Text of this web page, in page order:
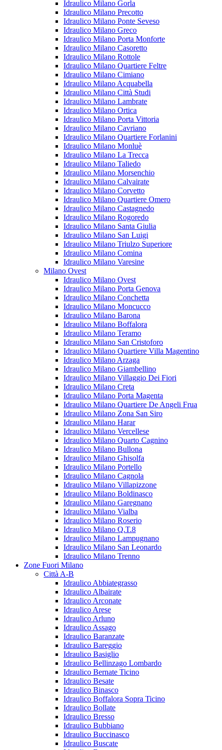
Idraulico Milano Gorla
Idraulico Milano Precotto
Idraulico Milano Ponte Seveso
Idraulico Milano Greco
Idraulico Milano Porta Monforte
Idraulico Milano Casoretto
Idraulico Milano Rottole
Idraulico Milano Quartiere Feltre
Idraulico Milano Cimiano
Idraulico Milano Acquabella
Idraulico Milano Città Studi
Idraulico Milano Lambrate
Idraulico Milano Ortica
Idraulico Milano Porta Vittoria
Idraulico Milano Cavriano
Idraulico Milano Quartiere Forlanini
Idraulico Milano Monluè
Idraulico Milano La Trecca
Idraulico Milano Taliedo
Idraulico Milano Morsenchio
Idraulico Milano Calvairate
Idraulico Milano Corvetto
Idraulico Milano Quartiere Omero
Idraulico Milano Castagnedo
Idraulico Milano Rogoredo
Idraulico Milano Santa Giulia
Idraulico Milano San Luigi
Idraulico Milano Triulzo Superiore
Idraulico Milano Comina
Idraulico Milano Varesine
Milano Ovest
Idraulico Milano Ovest
Idraulico Milano Porta Genova
Idraulico Milano Conchetta
Idraulico Milano Moncucco
Idraulico Milano Barona
Idraulico Milano Boffalora
Idraulico Milano Teramo
Idraulico Milano San Cristoforo
Idraulico Milano Quartiere Villa Magentino
Idraulico Milano Arzaga
Idraulico Milano Giambellino
Idraulico Milano Villaggio Dei Fiori
Idraulico Milano Creta
Idraulico Milano Porta Magenta
Idraulico Milano Quartiere De Angeli Frua
Idraulico Milano Zona San Siro
Idraulico Milano Harar
Idraulico Milano Vercellese
Idraulico Milano Quarto Cagnino
Idraulico Milano Bullona
Idraulico Milano Ghisolfa
Idraulico Milano Portello
Idraulico Milano Cagnola
Idraulico Milano Villapizzone
Idraulico Milano Boldinasco
Idraulico Milano Garegnano
Idraulico Milano Vialba
Idraulico Milano Roserio
Idraulico Milano Q.T.8
Idraulico Milano Lampugnano
Idraulico Milano San Leonardo
Idraulico Milano Trenno
Zone Fuori Milano
Città A-B
Idraulico Abbiategrasso
Idraulico Albairate
Idraulico Arconate
Idraulico Arese
Idraulico Arluno
Idraulico Assago
Idraulico Baranzate
Idraulico Bareggio
Idraulico Basiglio
Idraulico Bellinzago Lombardo
Idraulico Bernate Ticino
Idraulico Besate
Idraulico Binasco
Idraulico Boffalora Sopra Ticino
Idraulico Bollate
Idraulico Bresso
Idraulico Bubbiano
Idraulico Buccinasco
Idraulico Buscate